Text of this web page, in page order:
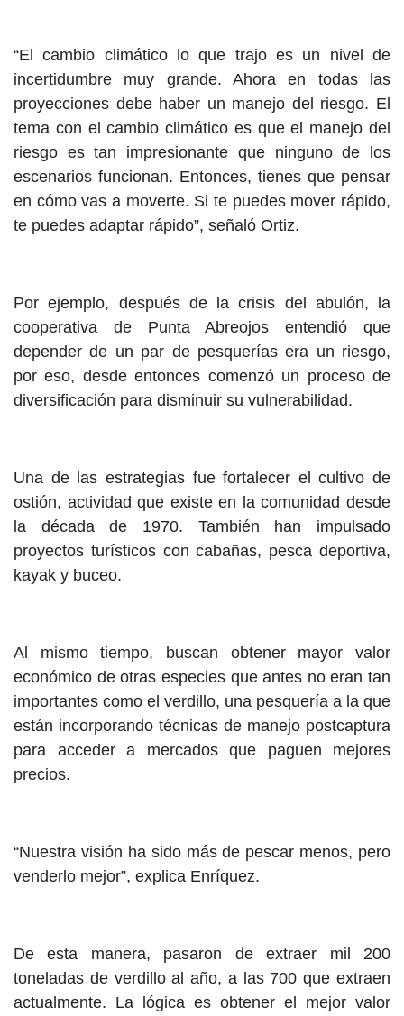
“El cambio climático lo que trajo es un nivel de
incertidumbre muy grande. Ahora en todas las
proyecciones debe haber un manejo del riesgo. El
tema con el cambio climático es que el manejo del
riesgo es tan impresionante que ninguno de los
escenarios funcionan. Entonces, tienes que pensar
en cómo vas a moverte. Si te puedes mover rápido,
te puedes adaptar rápido”, señaló Ortiz.
Por ejemplo, después de la crisis del abulón, la
cooperativa de Punta Abreojos entendió que
depender de un par de pesquerías era un riesgo,
por eso, desde entonces comenzó un proceso de
diversificación para disminuir su vulnerabilidad.
Una de las estrategias fue fortalecer el cultivo de
ostión, actividad que existe en la comunidad desde
la década de 1970. También han impulsado
proyectos turísticos con cabañas, pesca deportiva,
kayak y buceo.
Al mismo tiempo, buscan obtener mayor valor
económico de otras especies que antes no eran tan
importantes como el verdillo, una pesquería a la que
están incorporando técnicas de manejo postcaptura
para acceder a mercados que paguen mejores
precios.
“Nuestra visión ha sido más de pescar menos, pero
venderlo mejor”, explica Enríquez.
De esta manera, pasaron de extraer mil 200
toneladas de verdillo al año, a las 700 que extraen
actualmente. La lógica es obtener el mejor valor